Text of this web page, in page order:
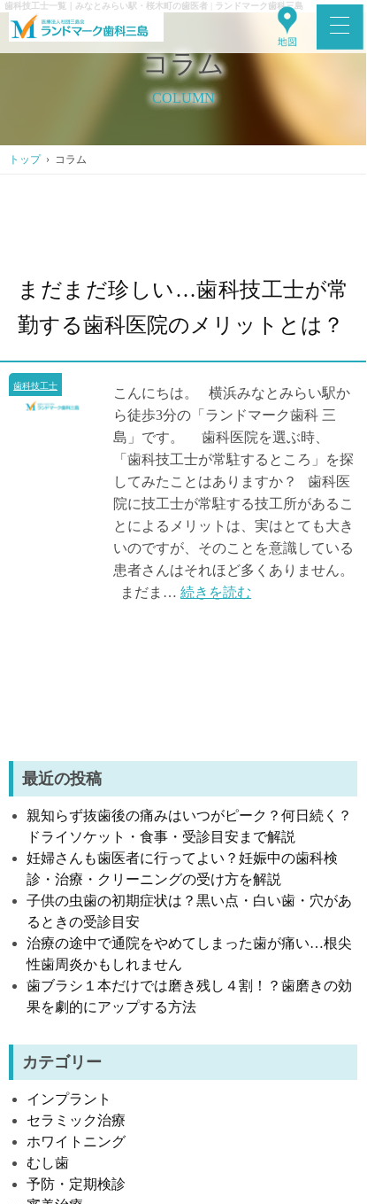
歯科技工士一覧｜みなとみらい駅・桜木町の歯医者 | ランドマーク歯科三島
コラム
COLUMN
トップ› コラム
まだまだ珍しい…歯科技工士が常
勤する歯科医院のメリットとは？
歯科技工士
こんにちは。 横浜みなとみらい駅か
ら徒歩3分の「ランドマーク歯科 三
島」です。 歯科医院を選ぶ時、
「歯科技工士が常駐するところ」を探
してみたことはありますか？ 歯科医
院に技工士が常駐する技工所があるこ
とによるメリットは、実はとても大き
いのですが、そのことを意識している
患者さんはそれほど多くありません。
まだま…続きを読む
最近の投稿
親知らず抜歯後の痛みはいつがピーク？何日続く？
ドライソケット・食事・受診目安まで解説
妊婦さんも歯医者に行ってよい？妊娠中の歯科検
診・治療・クリーニングの受け方を解説
子供の虫歯の初期症状は？黒い点・白い歯・穴があ
るときの受診目安
治療の途中で通院をやめてしまった歯が痛い…根尖
性歯周炎かもしれません
歯ブラシ１本だけでは磨き残し４割！？歯磨きの効
果を劇的にアップする方法
カテゴリー
インプラント
セラミック治療
ホワイトニング
むし歯
予防・定期検診